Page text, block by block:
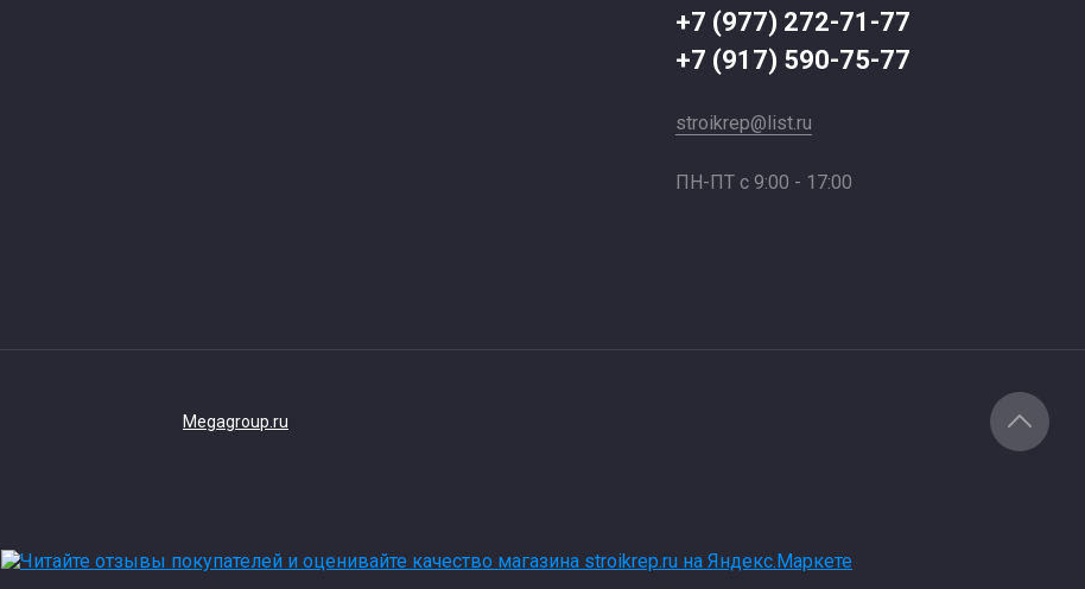
+7 (977) 272-71-77
+7 (917) 590-75-77
stroikrep@list.ru
ПН-ПТ с 9:00 - 17:00
Megagroup.ru